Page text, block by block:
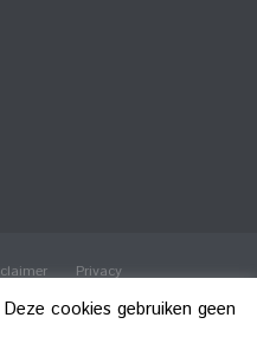
Privacy
cookies gebruiken geen